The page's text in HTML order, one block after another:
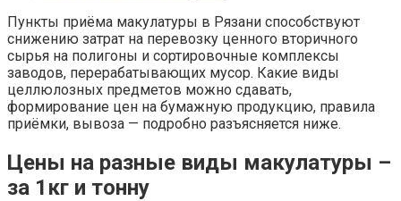
Пункты приёма макулатуры в Рязани способствуют
снижению затрат на перевозку ценного вторичного
сырья на полигоны и сортировочные комплексы
заводов, перерабатывающих мусор. Какие виды
целлюлозных предметов можно сдавать,
формирование цен на бумажную продукцию, правила
приёмки, вывоза — подробно разъясняется ниже.
Цены на разные виды макулатуры –
за 1кг и тонну